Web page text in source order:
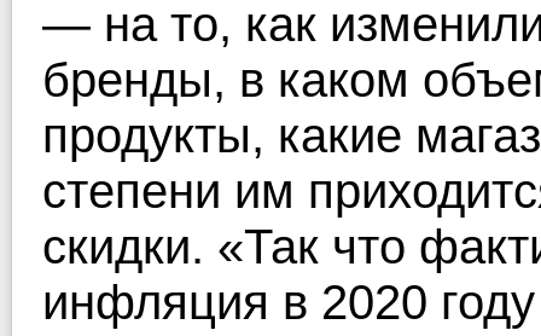
— на то, как
бренды, в каком
продукты, какие
степени им
скидки. «Так что
инфляция в 2020